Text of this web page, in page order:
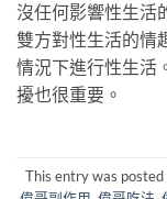
沒任何影響性生活
雙方對性生活的情
情況下進行性生活
擾也很重要。
This entry was posted